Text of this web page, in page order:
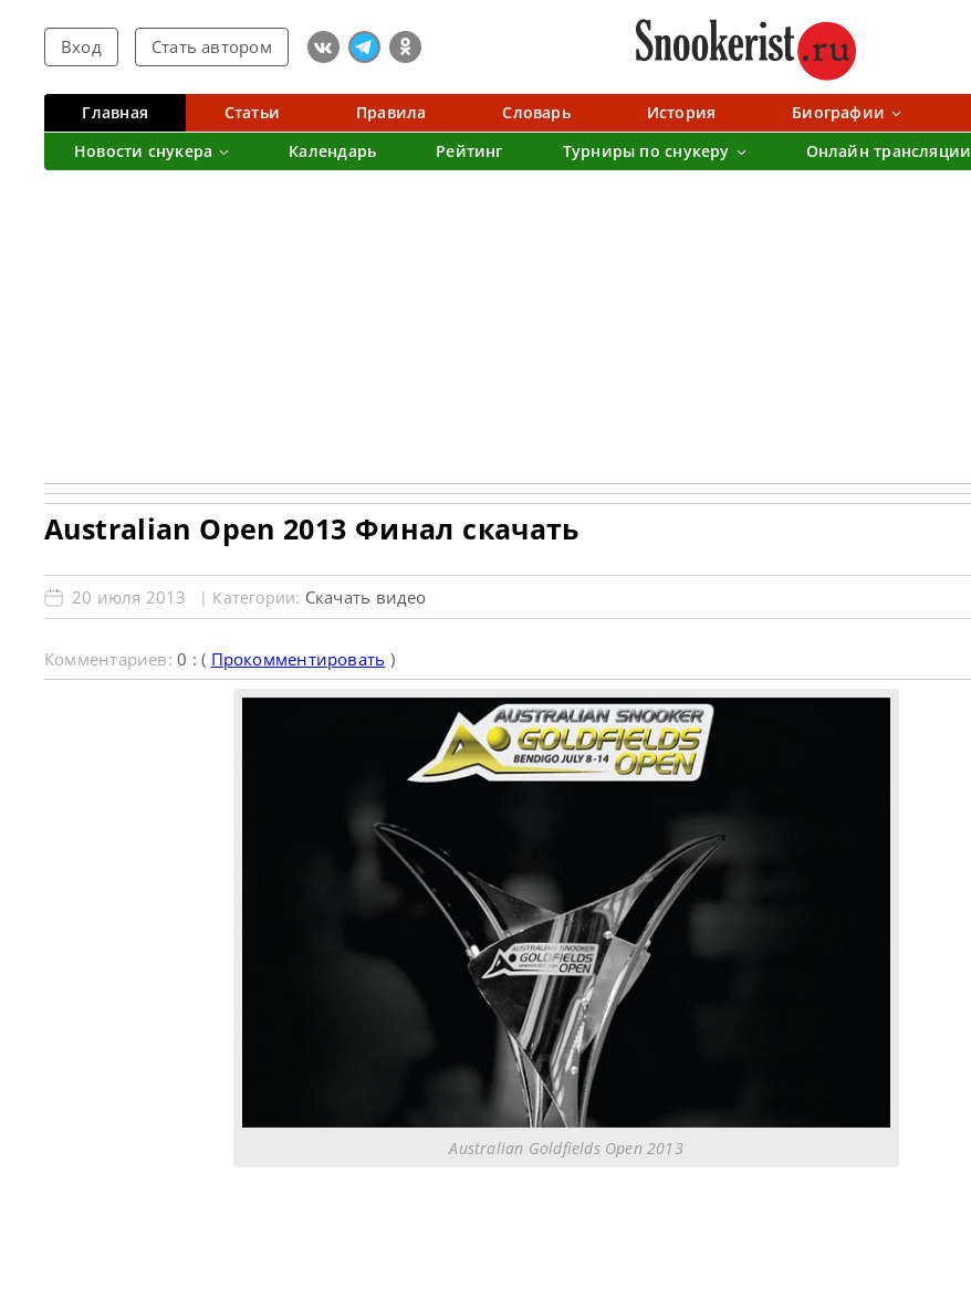
Вход Стать автором
Главная Статьи Правила Словарь История Биографии
Новости снукера
Календарь Рейтинг Турниры по снукеру Онлайн трансляции
Australian Open 2013 Финал скачать
20 июля 2013 | Категории: Скачать видео
Комментариев:0 : ( Прокомментировать )
Australian Goldfields Open 2013